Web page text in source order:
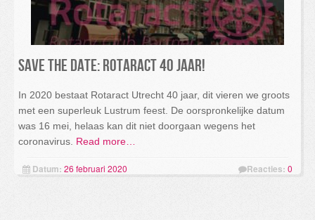
Save the date: Rotaract 40 jaar!
In 2020 bestaat Rotaract Utrecht 40 jaar, dit vieren we groots
met een superleuk Lustrum feest. De oorspronkelijke datum
was 16 mei, helaas kan dit niet doorgaan wegens het
coronavirus. Read more…
Reacties: 0
Datum: 26 februari 2020